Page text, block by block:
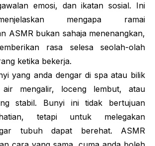
emosi, dan ikatan sosial. Ini
mengapa ramai
ASMR bukan sahaja menenangkan,
rasa selesa seolah-olah
ketika bekerja.
yang anda dengar di spa atau bilik
mengalir, loceng lembut, atau
stabil. Bunyi ini tidak bertujuan
tetapi untuk melegakan
tubuh dapat berehat. ASMR